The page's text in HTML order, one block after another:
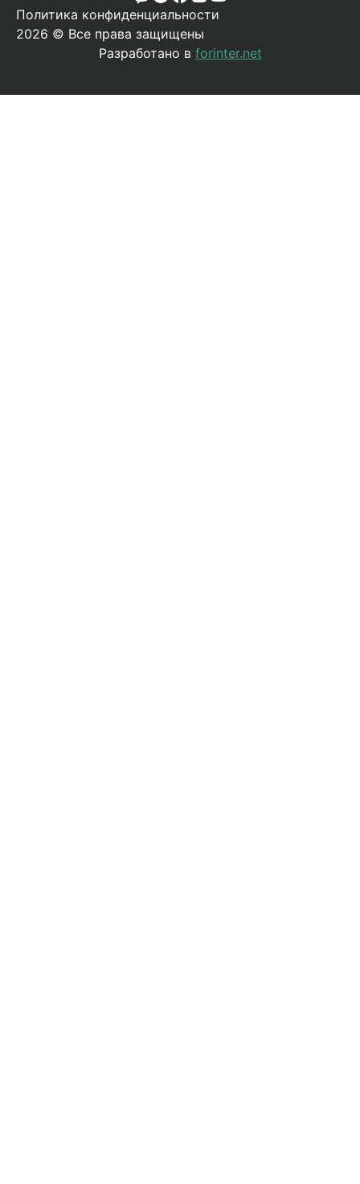
Политика конфиденциальности
2026 © Все права защищены
Разработано в forinter.net